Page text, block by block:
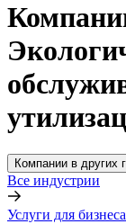
Компании в других
Все индустрии
Услуги для бизнеса